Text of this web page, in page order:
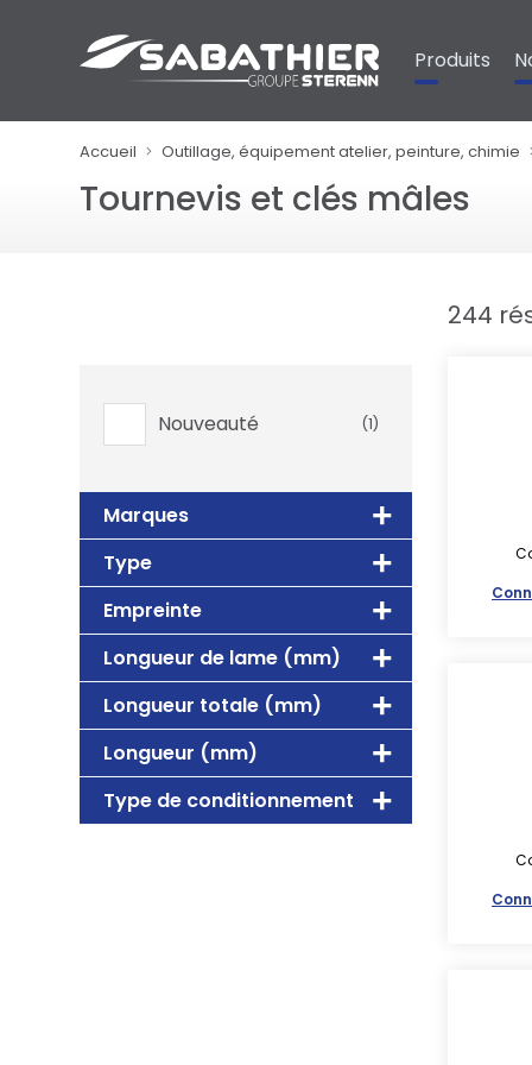
Produits
Accueil Outillage, équipement atelier, peinture, chimie
Tournevis et clés mâles
Nouveauté (1)
Marques
Type
Empreinte
Longueur de lame (mm)
Longueur totale (mm)
Longueur (mm)
Type de conditionnement
244